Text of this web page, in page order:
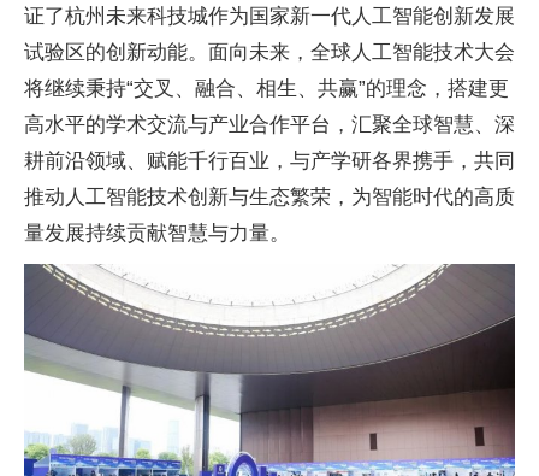
证了杭州未来科技城作为国家新一代人工智能创新发展
试验区的创新动能。面向未来，全球人工智能技术大会
将继续秉持“交叉、融合、相生、共赢”的理念，搭建更
高水平的学术交流与产业合作平台，汇聚全球智慧、深
耕前沿领域、赋能千行百业，与产学研各界携手，共同
推动人工智能技术创新与生态繁荣，为智能时代的高质
量发展持续贡献智慧与力量。